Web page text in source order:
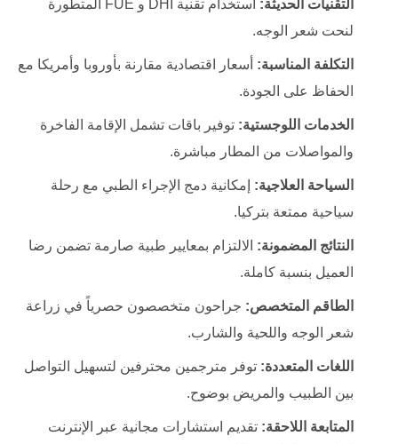
التقنيات الحديثة:
استخدام تقنية DHI و FUE المتطورة
لنحت شعر الوجه.
التكلفة المناسبة: أسعار اقتصادية مقارنة بأوروبا وأمريكا مع
الحفاظ على الجودة.
الخدمات اللوجستية: توفير باقات تشمل الإقامة الفاخرة
والمواصلات من المطار مباشرة.
السياحة العلاجية: إمكانية دمج الإجراء الطبي مع رحلة
سياحية ممتعة بتركيا.
النتائج المضمونة: الالتزام بمعايير طبية صارمة تضمن رضا
العميل بنسبة كاملة.
الطاقم المتخصص: جراحون متخصصون حصرياً في زراعة
شعر الوجه واللحية والشارب.
اللغات المتعددة: توفر مترجمين محترفين لتسهيل التواصل
بين الطبيب والمريض بوضوح.
المتابعة اللاحقة: تقديم استشارات مجانية عبر الإنترنت